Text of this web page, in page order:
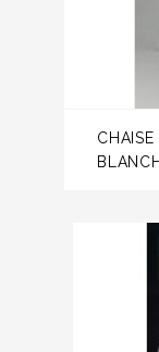
CHAISE